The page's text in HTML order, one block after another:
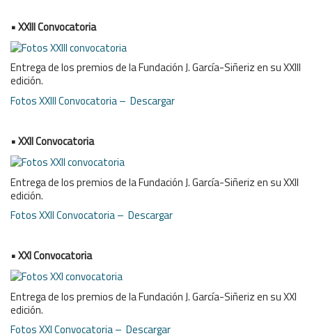
• XXIII Convocatoria
Entrega de los premios de la Fundación J. García-Siñeriz en su XXIII
edición.
Fotos XXIII Convocatoria – Descargar
• XXII Convocatoria
Entrega de los premios de la Fundación J. García-Siñeriz en su XXII
edición.
Fotos XXII Convocatoria – Descargar
• XXI Convocatoria
Entrega de los premios de la Fundación J. García-Siñeriz en su XXI
edición.
Fotos XXI Convocatoria – Descargar